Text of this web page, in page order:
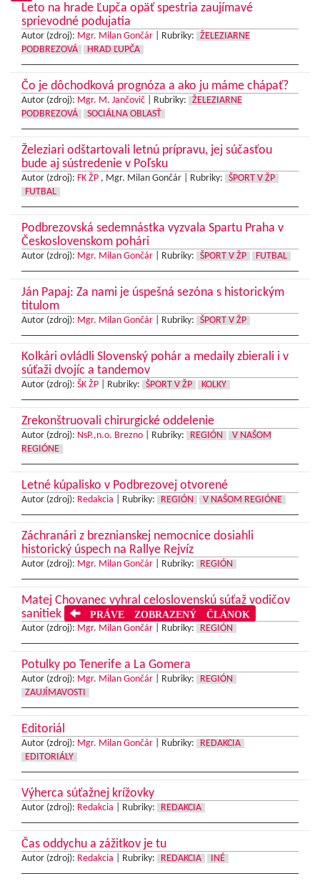
Leto na hrade Ľupča opäť spestria zaujímavé
sprievodné podujatia
Autor (zdroj): Mgr. Milan Gončár Rubriky:
ŽELEZIARNE
PODBREZOVÁ
HRAD ĽUPČA
Čo je dôchodková prognóza a ako ju máme chápať?
Autor (zdroj): Mgr. M. Jančovič Rubriky:
ŽELEZIARNE
PODBREZOVÁ
SOCIÁLNA OBLASŤ
Železiari odštartovali letnú prípravu, jej súčasťou
bude aj sústredenie v Poľsku
Autor (zdroj): FK ŽP , Mgr. Milan Gončár | Rubriky:
ŠPORT V ŽP
FUTBAL
Podbrezovská sedemnástka vyzvala Spartu Praha v
Československom pohári
Autor (zdroj): Mgr. Milan Gončár Rubriky: ŠPORT V ŽP FUTBAL
Ján Papaj: Za nami je úspešná sezóna s historickým
titulom
Autor (zdroj): Mgr. Milan Gončár Rubriky: ŠPORT V ŽP
Kolkári ovládli Slovenský pohár a medaily zbierali i v
súťaži dvojíc a tandemov
Autor (zdroj): ŠK ŽP Rubriky: ŠPORT V ŽP KOLKY
Zrekonštruovali chirurgické oddelenie
Autor (zdroj): NsP.,n.o. Brezno Rubriky: REGIÓN
V NAŠOM
REGIÓNE
Letné kúpalisko v Podbrezovej otvorené
Autor (zdroj): Redakcia Rubriky: REGIÓN V NAŠOM REGIÓNE
Záchranári z breznianskej nemocnice dosiahli
historický úspech na Rallye Rejvíz
Autor (zdroj): Mgr. Milan Gončár Rubriky: REGIÓN
Matej Chovanec vyhral celoslovenskú súťaž vodičov
sanitiek
PRÁVE ZOBRAZENÝ ČLÁNOK
Autor (zdroj): Mgr. Milan Gončár Rubriky: REGIÓN
Potulky po Tenerife a La Gomera
Autor (zdroj): Mgr. Milan Gončár Rubriky:
REGIÓN
ZAUJÍMAVOSTI
Editoriál
Autor (zdroj): Mgr. Milan Gončár Rubriky:
REDAKCIA
EDITORIÁLY
Výherca súťažnej krížovky
Autor (zdroj): Redakcia Rubriky: REDAKCIA
Čas oddychu a zážitkov je tu
Autor (zdroj): Redakcia Rubriky: REDAKCIA INÉ